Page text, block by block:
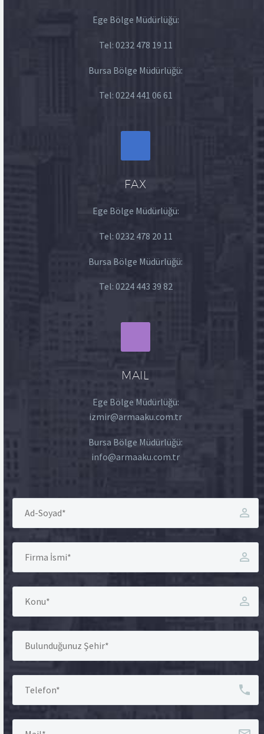
Ege Bölge Müdürlüğü:
Tel: 0232 478 19 11
Bursa Bölge Müdürlüğü:
Tel: 0224 441 06 61
FAX
Ege Bölge Müdürlüğü:
Tel: 0232 478 20 11
Bursa Bölge Müdürlüğü:
Tel: 0224 443 39 82
MAIL
Ege Bölge Müdürlüğü:
izmir@armaaku.com.tr
Bursa Bölge Müdürlüğü:
info@armaaku.com.tr